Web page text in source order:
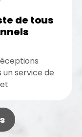
de tous
un service de